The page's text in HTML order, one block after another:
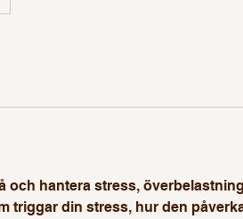
och hantera stress,
triggar din stress, hur den